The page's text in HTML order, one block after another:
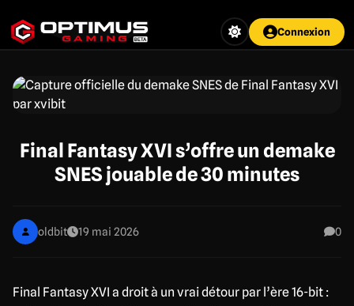
au
contenu
Connexion
Final Fantasy XVI s’offre un demake
SNES jouable de 30 minutes
oldbit 19 mai 2026 0
Final Fantasy XVI a droit à un vrai détour par l’ère 16-bit :